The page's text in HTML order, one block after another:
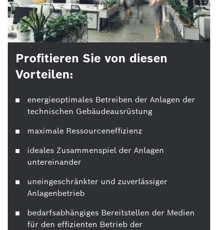
Profitieren Sie von diesen
Vorteilen:
energieoptimales Betreiben der Anlagen der
technischen Gebäudeausrüstung
maximale Ressourceneffizienz
ideales Zusammenspiel der Anlagen
untereinander
uneingeschränkter und zuverlässiger
Anlagenbetrieb
bedarfsabhängiges Bereitstellen der Medien
für den effizienten Betrieb der